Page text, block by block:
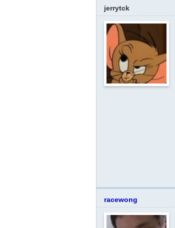
jerrytck
racewong